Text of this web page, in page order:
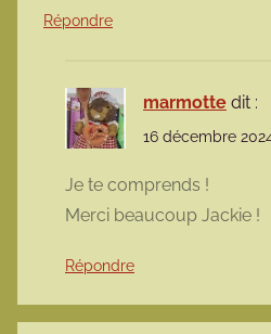
Répondre
marmotte dit :
16 décembre
Je te comprends !
Merci beaucoup Jackie !
Répondre